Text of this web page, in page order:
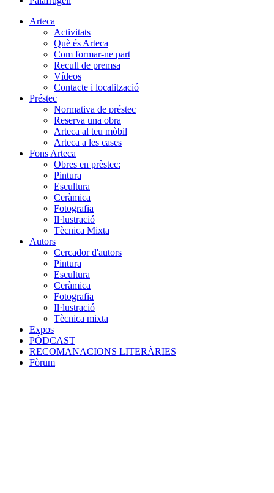
Arteca
Activitats
Què és Arteca
Com formar-ne part
Recull de premsa
Vídeos
Contacte i localització
Préstec
Normativa de préstec
Reserva una obra
Arteca al teu mòbil
Arteca a les cases
Fons Arteca
Obres en prèstec:
Pintura
Escultura
Ceràmica
Fotografia
Il·lustració
Tècnica Mixta
Autors
Cercador d'autors
Pintura
Escultura
Ceràmica
Fotografia
Il·lustració
Tècnica mixta
Expos
PÒDCAST
RECOMANACIONS LITERÀRIES
Fòrum